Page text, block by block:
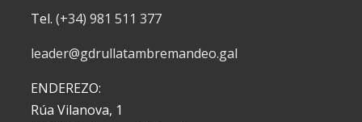
Tel. (+34) 981 511 377
leader@gdrullatambremandeo.gal
ENDEREZO:
Rúa Vilanova, 1